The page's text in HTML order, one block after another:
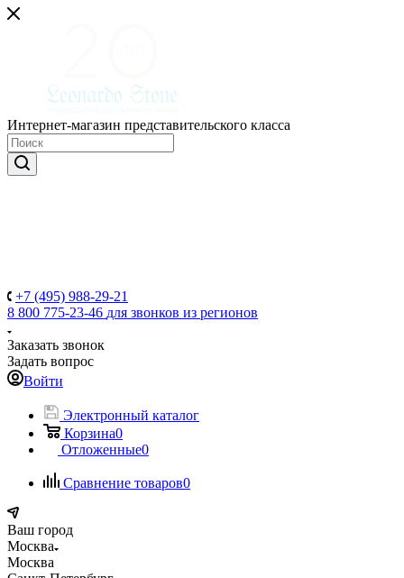
Интернет-магазин представительского класса
+7 (495) 988-29-21
8 800 775-23-46 для звонков из регионов
Заказать звонок
Задать вопрос
Войти
Электронный каталог
Корзина0
Отложенные0
Сравнение товаров0
Ваш город
Москва
Москва